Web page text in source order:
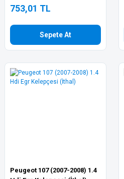
753,01 TL
Sepete At
Peugeot 107 (2007-2008) 1.4